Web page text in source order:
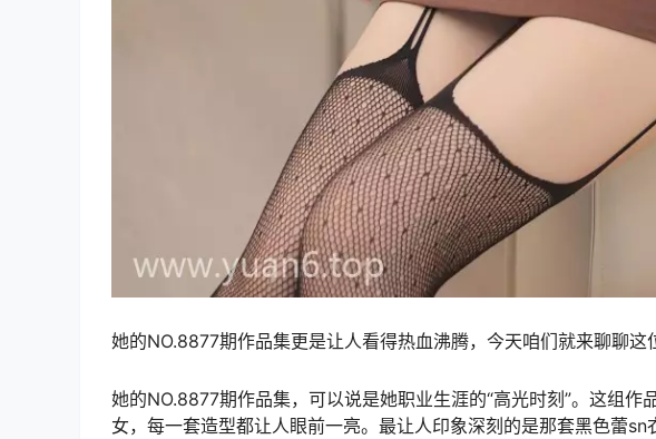
她的NO.8877期作品集更是让人看得热血沸腾，今天咱们就来聊聊这
她的NO.8877期作品集，可以说是她职业生涯的“高光时刻”。这组
女，每一套造型都让人眼前一亮。最让人印象深刻的是那套黑色蕾